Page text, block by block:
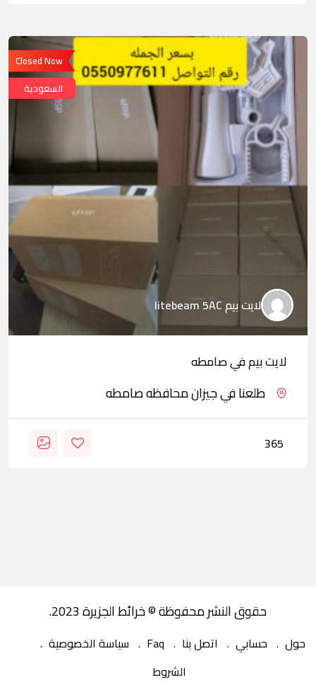
Closed Now
السعودية
لايت بيم litebeam 5AC
لايت بيم في صامطه
طلعنا في جيزان محافظه صامطه
365
حقوق النشر محفوظة © خرائط الجزيرة 2023.
حول حسابي اتصل بنا Faq
سياسة الخصوصية
الشروط